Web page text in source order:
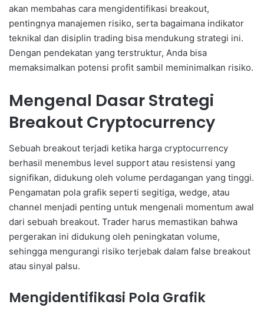
akan membahas cara mengidentifikasi breakout,
pentingnya manajemen risiko, serta bagaimana indikator
teknikal dan disiplin trading bisa mendukung strategi ini.
Dengan pendekatan yang terstruktur, Anda bisa
memaksimalkan potensi profit sambil meminimalkan risiko.
Mengenal Dasar Strategi
Breakout Cryptocurrency
Sebuah breakout terjadi ketika harga cryptocurrency
berhasil menembus level support atau resistensi yang
signifikan, didukung oleh volume perdagangan yang tinggi.
Pengamatan pola grafik seperti segitiga, wedge, atau
channel menjadi penting untuk mengenali momentum awal
dari sebuah breakout. Trader harus memastikan bahwa
pergerakan ini didukung oleh peningkatan volume,
sehingga mengurangi risiko terjebak dalam false breakout
atau sinyal palsu.
Mengidentifikasi Pola Grafik